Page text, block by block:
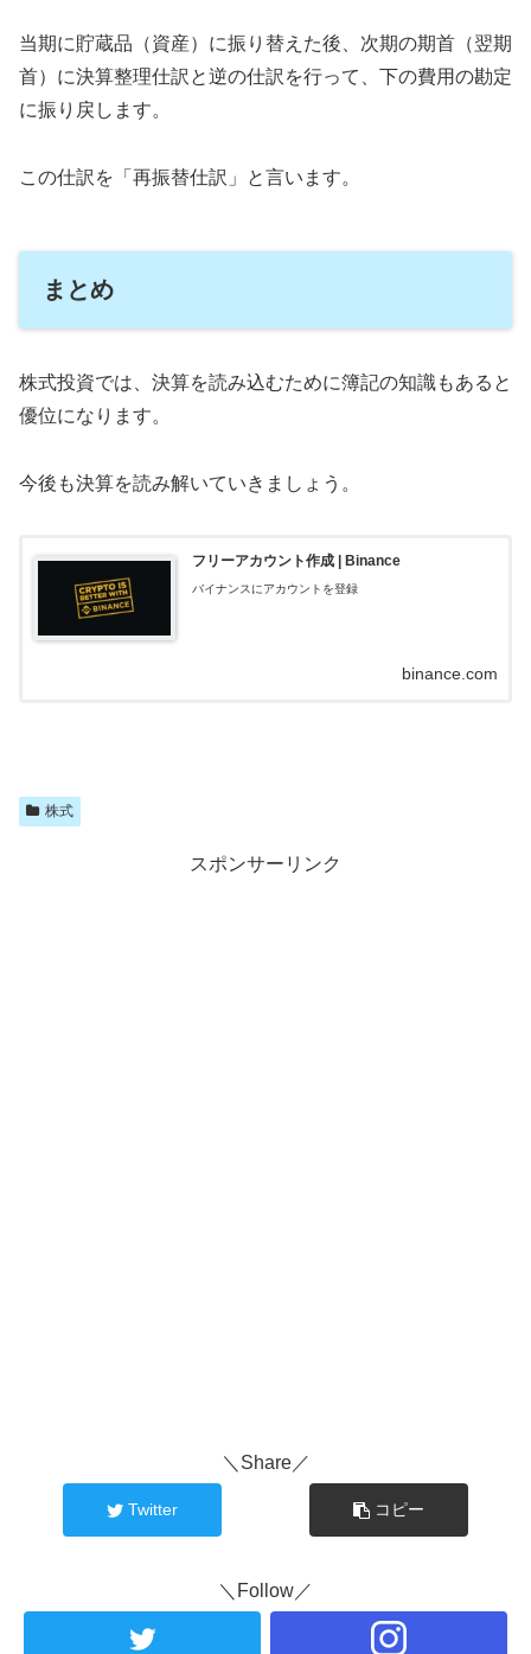
当期に貯蔵品（資産）に振り替えた後、次期の期首（翌期
首）に決算整理仕訳と逆の仕訳を行って、下の費用の勘定
に振り戻します。
この仕訳を「再振替仕訳」と言います。
まとめ
株式投資では、決算を読み込むために簿記の知識もあると
優位になります。
今後も決算を読み解いていきましょう。
フリーアカウント作成 | Binance
バイナンスにアカウントを登録
binance.com
株式
スポンサーリンク
＼Share／
Twitter コピー
＼Follow／